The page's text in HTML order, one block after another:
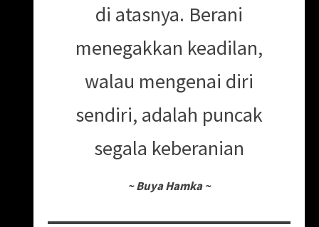
di atasnya. Berani
menegakkan keadilan,
walau mengenai diri
sendiri, adalah puncak
segala keberanian
~Buya Hamka ~